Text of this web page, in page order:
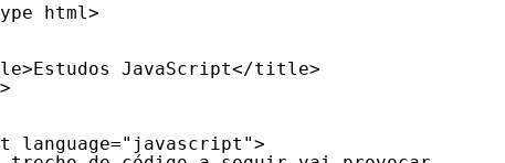
html>
JavaScript</title>
language="javascript">